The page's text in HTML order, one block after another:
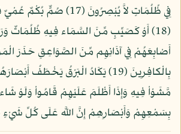
فِي ظُلُمَاتٍ لاَّ يُبْصِرُونَ (17)
(18) أَوْ كَصَيِّبٍ مِّنَ السَّمَاء فِيهِ ظُلُمَاتٌ
أَصْابِعَهُمْ فِي آذَانِهِم مِّنَ الصَّوَاعِقِ حَذَرَ
بِالْكافِرِينَ (19) يَكَادُ الْبَرْقُ يَخْطَفُ
مَّشَوْاْ فِيهِ وَإِذَا أَظْلَمَ عَلَيْهِمْ قَامُواْ وَلَوْ
بِسَمْعِهِمْ وَأَبْصَارِهِمْ إِنَّ اللَّه عَلَى كُلِّ شَيْءٍ